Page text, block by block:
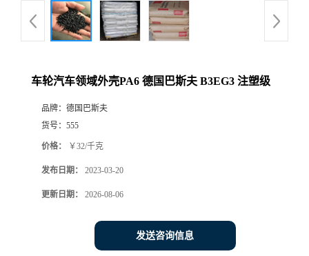
车轮汽车领域外壳PA6 德国巴斯夫 B3EG3 注塑级
品牌： 德国巴斯夫
货号： 555
价格： ￥32/千克
发布日期： 2023-03-20
更新日期： 2026-08-06
发送咨询信息